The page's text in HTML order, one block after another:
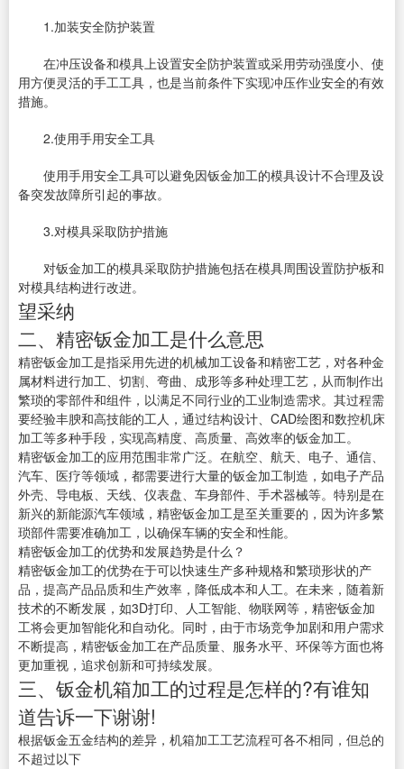
1.加装安全防护装置
在冲压设备和模具上设置安全防护装置或采用劳动强度小、使
用方便灵活的手工工具，也是当前条件下实现冲压作业安全的有效
措施。
2.使用手用安全工具
使用手用安全工具可以避免因钣金加工的模具设计不合理及设
备突发故障所引起的事故。
3.对模具采取防护措施
对钣金加工的模具采取防护措施包括在模具周围设置防护板和
对模具结构进行改进。
望采纳
二、精密钣金加工是什么意思
精密钣金加工是指采用先进的机械加工设备和精密工艺，对各种金
属材料进行加工、切割、弯曲、成形等多种处理工艺，从而制作出
繁琐的零部件和组件，以满足不同行业的工业制造需求。其过程需
要经验丰腴和高技能的工人，通过结构设计、CAD绘图和数控机床
加工等多种手段，实现高精度、高质量、高效率的钣金加工。
精密钣金加工的应用范围非常广泛。在航空、航天、电子、通信、
汽车、医疗等领域，都需要进行大量的钣金加工制造，如电子产品
外壳、导电板、天线、仪表盘、车身部件、手术器械等。特别是在
新兴的新能源汽车领域，精密钣金加工是至关重要的，因为许多繁
琐部件需要准确加工，以确保车辆的安全和性能。
精密钣金加工的优势和发展趋势是什么？
精密钣金加工的优势在于可以快速生产多种规格和繁琐形状的产
品，提高产品品质和生产效率，降低成本和人工。在未来，随着新
技术的不断发展，如3D打印、人工智能、物联网等，精密钣金加
工将会更加智能化和自动化。同时，由于市场竞争加剧和用户需求
不断提高，精密钣金加工在产品质量、服务水平、环保等方面也将
更加重视，追求创新和可持续发展。
三、钣金机箱加工的过程是怎样的?有谁知
道告诉一下谢谢!
根据钣金五金结构的差异，机箱加工工艺流程可各不相同，但总的
不超过以下